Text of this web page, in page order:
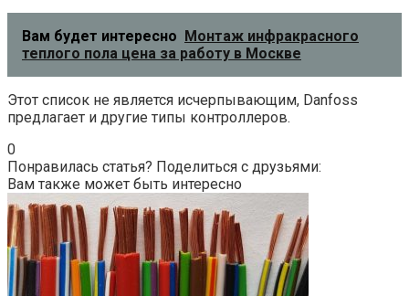
Вам будет интересно
Монтаж инфракрасного
теплого пола цена за работу в Москве
Этот список не является исчерпывающим, Danfoss
предлагает и другие типы контроллеров.
0
Понравилась статья? Поделиться с друзьями:
Вам также может быть интересно